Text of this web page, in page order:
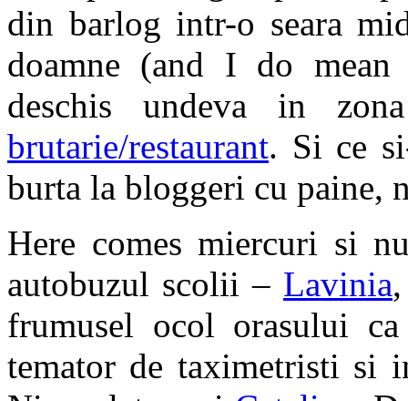
din barlog intr-o seara
doamne (and I do mean
deschis undeva in
brutarie/restaurant. Si ce
burta la bloggeri cu paine,
Here comes miercuri si
autobuzul scolii – Lavinia
frumusel ocol orasului
temator de taximetristi si